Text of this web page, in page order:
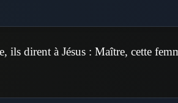
ils dirent à Jésus : Maître, cette